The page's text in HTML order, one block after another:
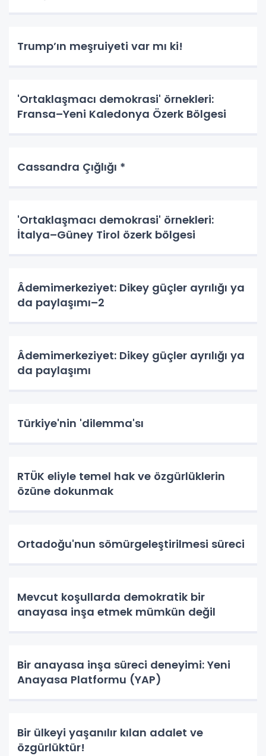
Trump’ın meşruiyeti var mı ki!
'Ortaklaşmacı demokrasi' örnekleri:
Fransa–Yeni Kaledonya Özerk Bölgesi
Cassandra Çığlığı *
'Ortaklaşmacı demokrasi' örnekleri:
İtalya–Güney Tirol özerk bölgesi
Âdemimerkeziyet: Dikey güçler ayrılığı ya
da paylaşımı–2
Âdemimerkeziyet: Dikey güçler ayrılığı ya
da paylaşımı
Türkiye'nin 'dilemma'sı
RTÜK eliyle temel hak ve özgürlüklerin
özüne dokunmak
Ortadoğu'nun sömürgeleştirilmesi süreci
Mevcut koşullarda demokratik bir
anayasa inşa etmek mümkün değil
Bir anayasa inşa süreci deneyimi: Yeni
Anayasa Platformu (YAP)
Bir ülkeyi yaşanılır kılan adalet ve
özgürlüktür!